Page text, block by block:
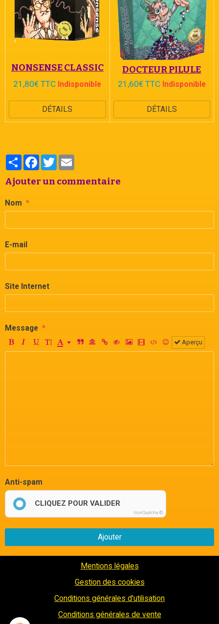
NONSENSE CLASSIC
21,80€ TTC Indisponible
DÉTAILS
DOCTEUR PILULE
21,60€ TTC Indisponible
DÉTAILS
PartagerFacebook
Twitter
Ajouter un commentaire
Nom
E-mail
Site Internet
Message
Aperçu
Anti-spam
CLIQUEZ POUR VALIDER
IconCaptcha ©
Ajouter
Mentions légales
Gestion des cookies
Conditions générales d'utilisation
Conditions générales de vente